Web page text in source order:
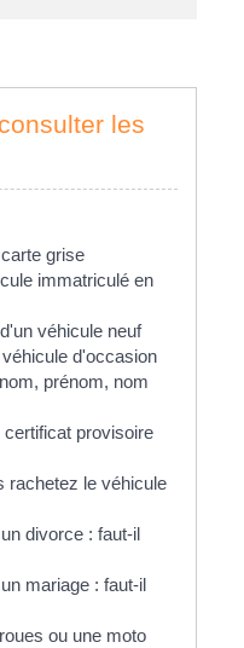
les
grise
immatriculé en
véhicule neuf
d'occasion
prénom, nom
provisoire
rachetez le véhicule
divorce : faut-il
mariage : faut-il
ou une moto